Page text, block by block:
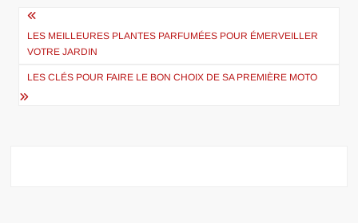
Navigation
de
l’article
LES MEILLEURES PLANTES PARFUMÉES POUR ÉMERVEILLER
VOTRE JARDIN
LES CLÉS POUR FAIRE LE BON CHOIX DE SA PREMIÈRE MOTO